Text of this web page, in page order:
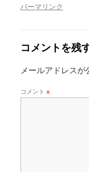
パーマリンク
コメントを残
メールアドレスが
コメント ※